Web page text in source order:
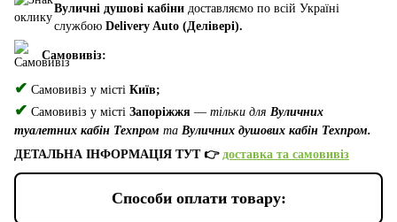
Вуличні душові кабіни доставляємо по всій Україні
службою Delivery Auto (Делівері).
Самовивіз:
✔ Самовивіз у місті Київ;
✔ Самовивіз у місті Запоріжжя — тільки для Вуличних
туалетних кабін Техпром та Вуличних душових кабін Техпром.
ДЕТАЛЬНА ІНФОРМАЦІЯ ТУТ 👉 доставка та самовивіз
Способи оплати товару: